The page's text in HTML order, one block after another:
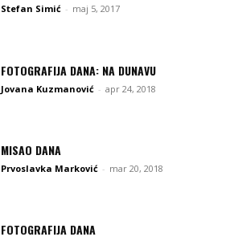
Stefan Simić - maj 5, 2017
FOTOGRAFIJA DANA: NA DUNAVU
Jovana Kuzmanović - apr 24, 2018
MISAO DANA
Prvoslavka Marković - mar 20, 2018
FOTOGRAFIJA DANA